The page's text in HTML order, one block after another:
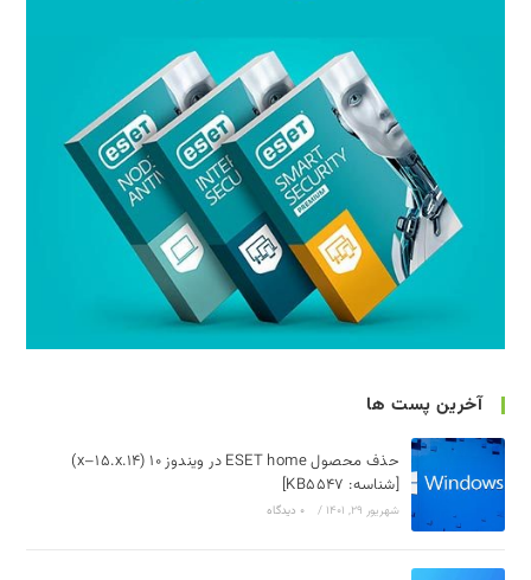
آخرین پست ها
حذف محصول ESET home در ویندوز 10 (14.x–15.x)
[شناسه: KB5547]
شهریور 29, 1401 / ۰ دیدگاه